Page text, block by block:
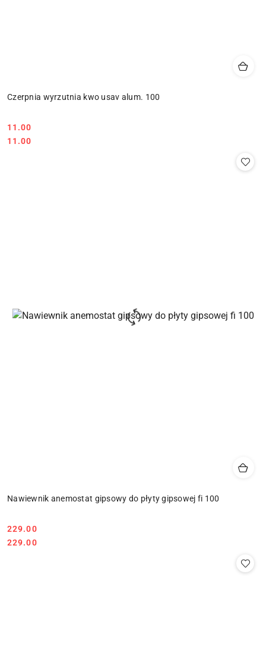
Czerpnia wyrzutnia kwo usav alum. 100
Cena:
11.00
Cena:
11.00
Nawiewnik anemostat gipsowy do płyty gipsowej fi 100
Cena:
229.00
Cena:
229.00